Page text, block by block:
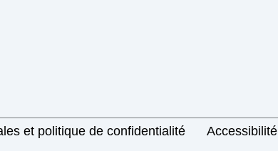
et politique de confidentialité Accessibilité